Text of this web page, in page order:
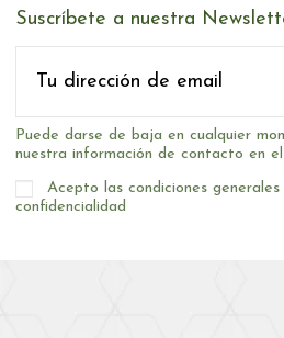
Suscríbete a nuestra
Puede darse de baja en cualquier
nuestra información de contacto en
Acepto las condiciones
confidencialidad